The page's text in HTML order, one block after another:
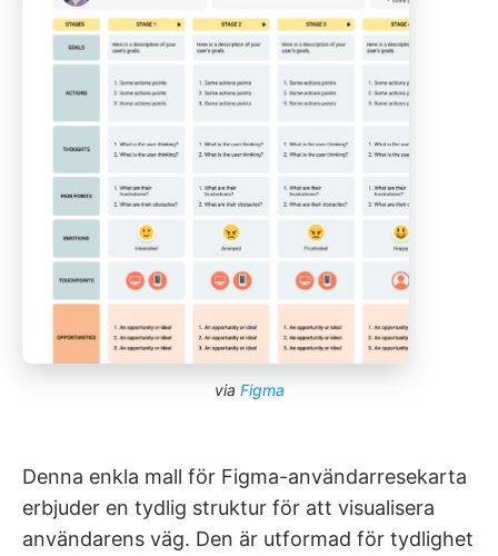
via Figma
Denna enkla mall för Figma-användarresekarta
erbjuder en tydlig struktur för att visualisera
användarens väg. Den är utformad för tydlighet